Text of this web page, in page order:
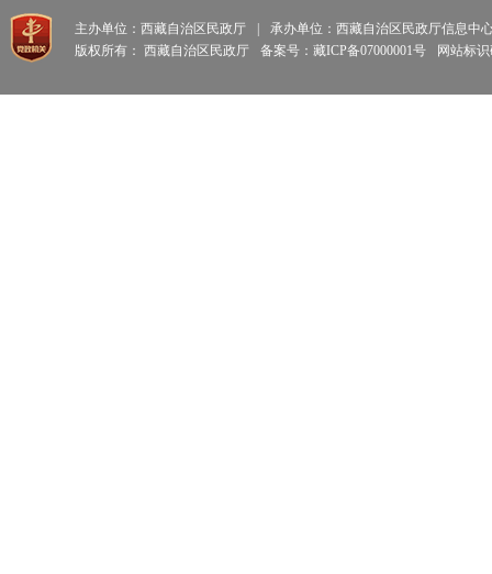
主办单位：西藏自治区民政厅 |
承办单位：西藏自治区民政厅信息中
版权所有： 西藏自治区民政厅
备案号：藏ICP备07000001号 网站标识